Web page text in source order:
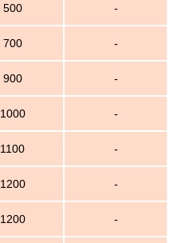
500 -
700 -
900 -
1000 -
1100 -
1200 -
1200 -